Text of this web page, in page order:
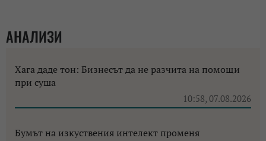
АНАЛИЗИ
Хага даде тон: Бизнесът да не разчита на помощи
при суша
10:58, 07.08.2026
Бумът на изкуствения интелект променя